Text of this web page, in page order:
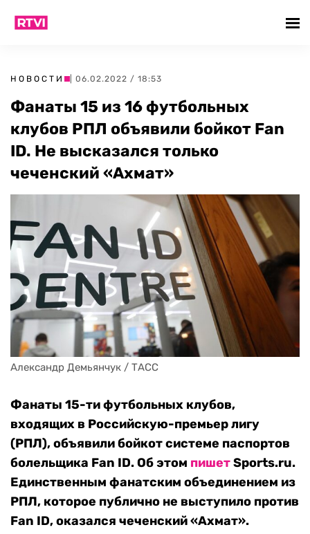
НОВОСТИ | 06.02.2022 / 18:53
Фанаты 15 из 16 футбольных
клубов РПЛ объявили бойкот Fan
ID. Не высказался только
чеченский «Ахмат»
Александр Демьянчук / ТАСС
Фанаты 15-ти футбольных клубов,
входящих в Российскую-премьер лигу
(РПЛ), объявили бойкот системе паспортов
болельщика Fan ID. Об этом пишетSports.ru.
Единственным фанатским объединением из
РПЛ, которое публично не выступило против
Fan ID, оказался чеченский «Ахмат».